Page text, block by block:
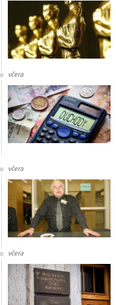
včera
včera
včera